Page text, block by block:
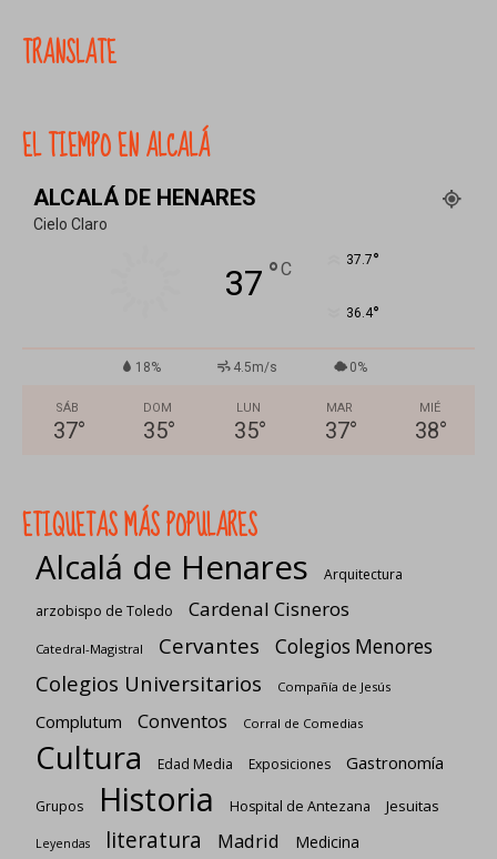
TRANSLATE
EL TIEMPO EN ALCALÁ
ALCALÁ DE HENARES
Cielo Claro
37 °C 37.7°
36.4°
18% 4.5m/s 0%
SÁB
37°
DOM
35°
LUN
35°
MAR
37°
MIÉ
38°
ETIQUETAS MÁS POPULARES
Alcalá de Henares
Arquitectura
arzobispo de Toledo
Cardenal Cisneros
Catedral-Magistral Cervantes Colegios Menores
Colegios Universitarios Compañía de Jesús
Complutum Conventos Corral de Comedias
Cultura Edad Media Exposiciones Gastronomía
Grupos Historia Hospital de Antezana Jesuitas
Leyendas literatura Madrid Medicina